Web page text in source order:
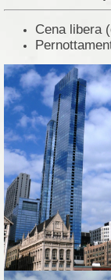
Cena libera